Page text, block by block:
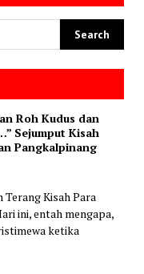
Roh Kudus dan
Sejumput Kisah
Pangkalpinang
Kisah Para
ini, entah mengapa,
ketika